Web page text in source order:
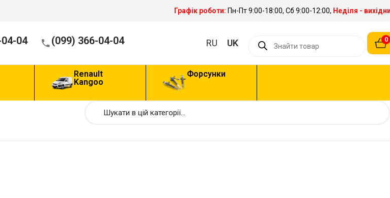
Графік роботи: Пн-Пт 9:00-18:00, Сб 9:00-12:00, Неділя -
04 (099) 366-04-04 RU UK 0
Renault
Kangoo
Форсунки